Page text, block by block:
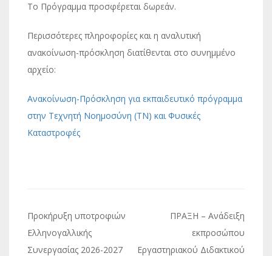
Το Πρόγραμμα προσφέρεται δωρεάν.
Περισσότερες πληροφορίες και η αναλυτική
ανακοίνωση-πρόσκληση διατίθενται στο συνημμένο
αρχείο:
Ανακοίνωση-Πρόσκληση για εκπαιδευτικό πρόγραμμα
στην Τεχνητή Νοημοσύνη (ΤΝ) και Φυσικές
Καταστροφές
Πλοήγηση
άρθρων
Προκήρυξη υποτροφιών
Ελληνογαλλικής
Συνεργασίας 2026-2027
ΠΡΑΞΗ – Ανάδειξη
εκπροσώπου
Εργαστηριακού Διδακτικού